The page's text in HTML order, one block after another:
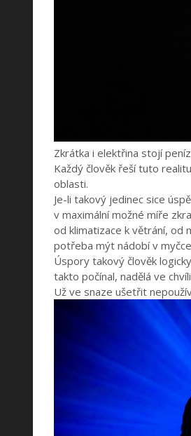
Zkrátka i elektřina stojí
Každý člověk řeší tuto
oblasti.
Je-li takový jedinec sice
v maximální možné míře
od klimatizace k větrání, od
potřeba mýt nádobí v
Úspory takový člověk
takto počínal, nadělá ve
Už ve snaze ušetřit